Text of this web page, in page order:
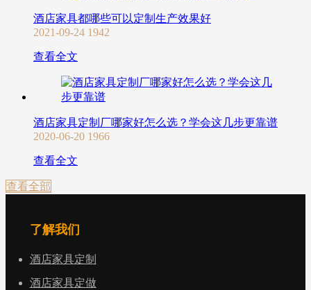
酒店家具都哪些可以定制生产效果好
2021-09-24 1942
查看全文
酒店家具定制厂哪家好怎么选？学会这几步更靠谱
2020-06-20 1966
查看全文
查看全部
了解我们
酒店家具定制
酒店家具定做